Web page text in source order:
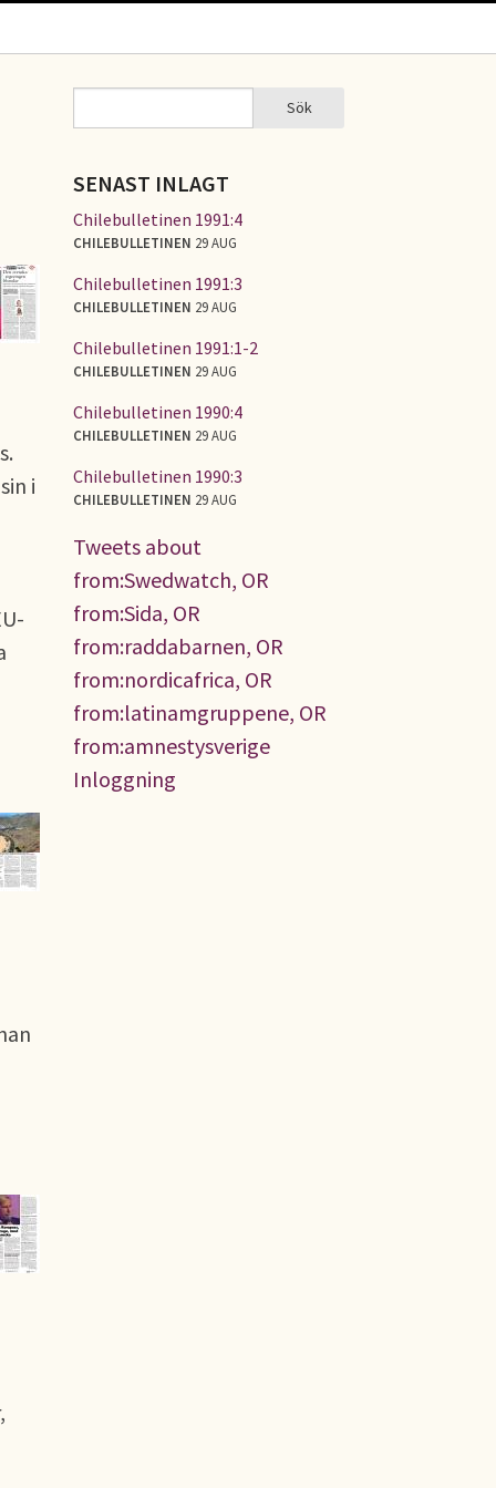
i
SÖKFORMULÄR Sök
SENAST INLAGT
Chilebulletinen 1991:4
CHILEBULLETINEN 29 AUG
Chilebulletinen 1991:3
CHILEBULLETINEN 29 AUG
Chilebulletinen 1991:1-2
CHILEBULLETINEN 29 AUG
Chilebulletinen 1990:4
CHILEBULLETINEN 29 AUG
Chilebulletinen 1990:3
CHILEBULLETINEN 29 AUG
Tweets about
from:Swedwatch, OR
from:Sida, OR
from:raddabarnen, OR
from:nordicafrica, OR
from:latinamgruppene, OR
from:amnestysverige
Inloggning